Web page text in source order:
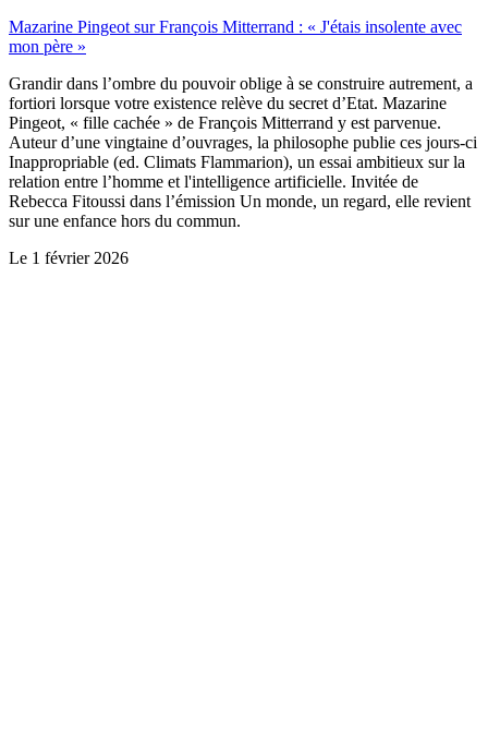
Mazarine Pingeot sur François Mitterrand : « J'étais insolente avec
mon père »
Grandir dans l’ombre du pouvoir oblige à se construire autrement, a
fortiori lorsque votre existence relève du secret d’Etat. Mazarine
Pingeot, « fille cachée » de François Mitterrand y est parvenue.
Auteur d’une vingtaine d’ouvrages, la philosophe publie ces jours-ci
Inappropriable (ed. Climats Flammarion), un essai ambitieux sur la
relation entre l’homme et l'intelligence artificielle. Invitée de
Rebecca Fitoussi dans l’émission Un monde, un regard, elle revient
sur une enfance hors du commun.
Le 1 février 2026